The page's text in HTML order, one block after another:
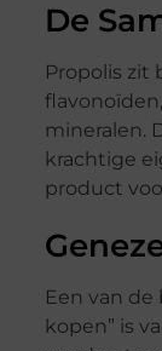
De
Propolis zit
mineralen.
krachtige
product
Een van
kopen” is